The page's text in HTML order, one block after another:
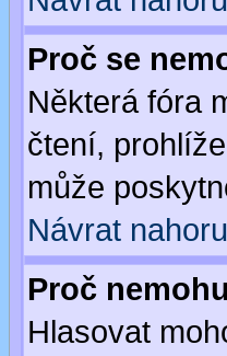
Proč se
Některá fóra
čtení,
může
Návrat nahoru
Proč
Hlasovat